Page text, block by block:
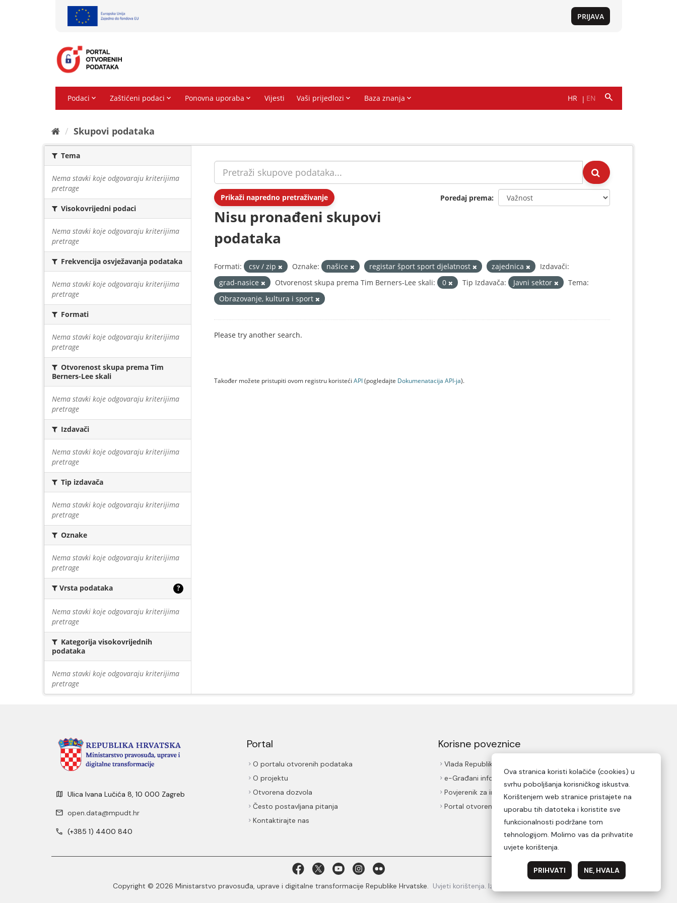
Skupovi podаtаkа
Tema
Nema stavki koje odgovaraju kriterijima
pretrage
Visokovrijedni podaci
Nema stavki koje odgovaraju kriterijima
pretrage
Frekvencija osvježavanja podataka
Nema stavki koje odgovaraju kriterijima
pretrage
Formati
Nema stavki koje odgovaraju kriterijima
pretrage
Otvorenost skupa prema Tim
Berners-Lee skali
Nema stavki koje odgovaraju kriterijima
pretrage
Izdavači
Nema stavki koje odgovaraju kriterijima
pretrage
Tip izdavača
Nema stavki koje odgovaraju kriterijima
pretrage
Oznake
Nema stavki koje odgovaraju kriterijima
pretrage
Vrsta podataka ?
Nema stavki koje odgovaraju kriterijima
pretrage
Kategorija visokovrijednih
podataka
Nema stavki koje odgovaraju kriterijima
pretrage
Prikaži napredno pretraživanje Poredaj prema
Nisu pronađeni skupovi
podataka
Formati: csv / zip Oznake: našice registar šport sport djelatnost zajednica
Izdavači:
grad-nasice
Otvorenost skupa prema Tim Berners-Lee skali: 0 Tip Izdavača: Javni sektor
Tema:
Obrazovanje, kultura i sport
Please try another search.
Također možete pristupiti ovom registru koristeći API(pogledajte Dokumenаtаcijа API-jа).